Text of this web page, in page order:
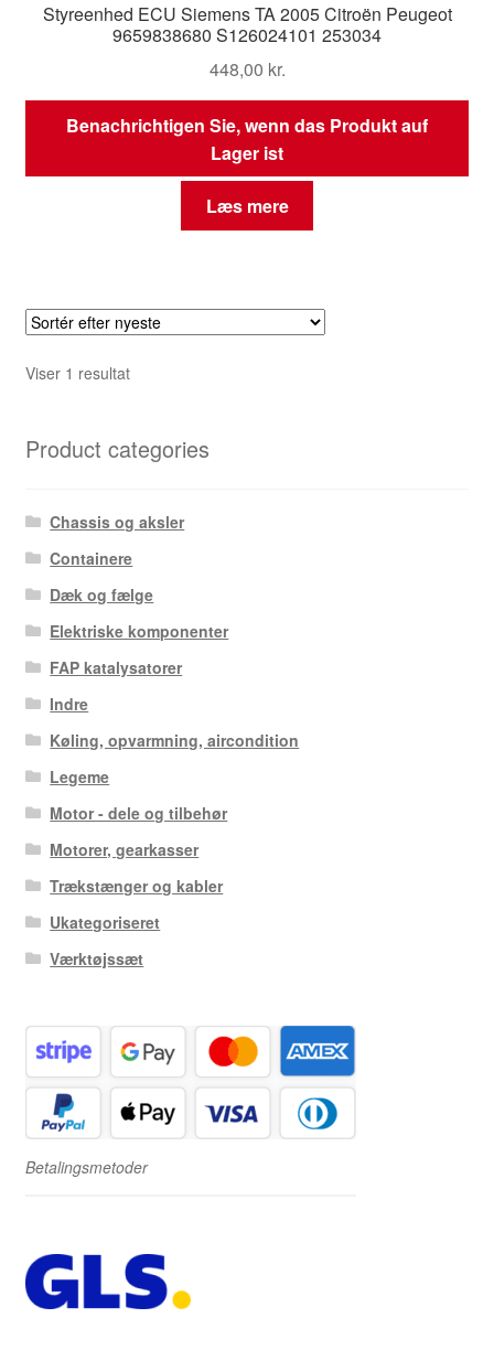
Styreenhed ECU Siemens TA 2005 Citroën Peugeot
9659838680 S126024101 253034
448,00 kr.
Benachrichtigen Sie, wenn das Produkt auf
Lager ist
Læs mere
Viser 1 resultat
Product categories
Chassis og aksler
Containere
Dæk og fælge
Elektriske komponenter
FAP katalysatorer
Indre
Køling, opvarmning, aircondition
Legeme
Motor - dele og tilbehør
Motorer, gearkasser
Trækstænger og kabler
Ukategoriseret
Værktøjssæt
Betalingsmetoder